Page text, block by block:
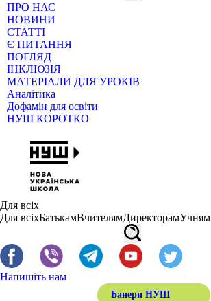
ПРО НАС
НОВИНИ
СТАТТІ
Є ПИТАННЯ
ПОГЛЯД
ІНКЛЮЗІЯ
МАТЕРІАЛИ ДЛЯ УРОКІВ
Аналітика
Дофамін для освіти
НУШ КОРОТКО
Для всіх
Для всіхБатькамВчителямДиректорамУчням
Напишіть нам
Банери НУШ